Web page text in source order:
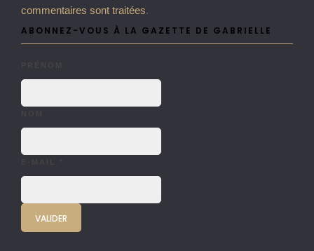
commentaires sont traitées.
ABONNEZ-VOUS À LA GAZETTE DE GABRIELLE